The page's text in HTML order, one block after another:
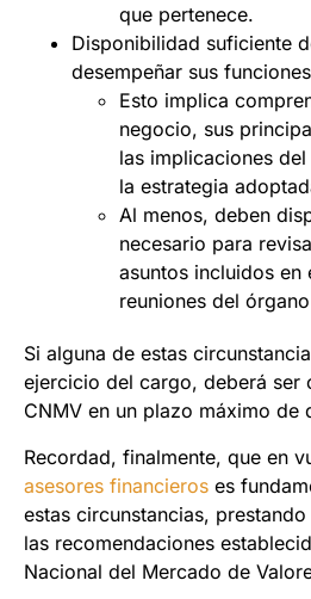
que pertenece.
Disponibilidad suficiente
desempeñar sus
Esto implica
negocio, sus
las implicaciones
la estrategia
Al menos, deben
necesario para
asuntos incluidos
reuniones del
Si alguna de estas
ejercicio del cargo, deberá ser
CNMV en un plazo máximo de
Recordad, finalmente, que en
asesores financieros es
estas circunstancias,
las recomendaciones
Nacional del Mercado de